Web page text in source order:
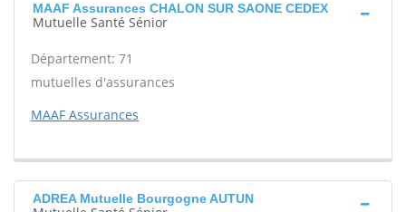
MAAF Assurances CHALON SUR SAONE CEDEX
Mutuelle Santé Sénior
Département: 71
mutuelles d'assurances
MAAF Assurances
ADREA Mutuelle Bourgogne AUTUN